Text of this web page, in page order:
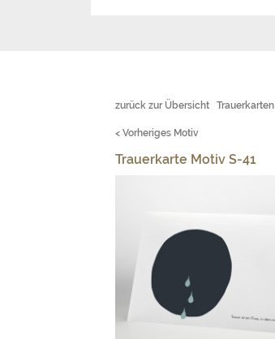
zurück zur Übersicht Trauerkarten
< Vorheriges Motiv
Trauerkarte Motiv S-41